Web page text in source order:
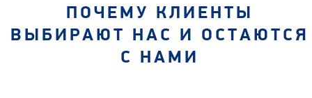
ПОЧЕМУ КЛИЕНТЫ
ВЫБИРАЮТ НАС И ОСТАЮТСЯ
С НАМИ